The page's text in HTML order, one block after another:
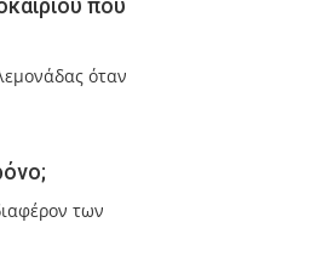
που
όταν
των